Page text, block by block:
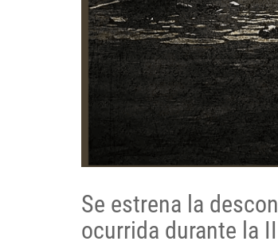
Se estrena la
ocurrida durante la